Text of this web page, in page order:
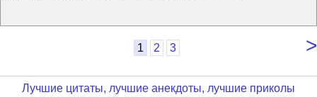
>
1 2 3
Лучшие цитаты, лучшие анекдоты, лучшие приколы